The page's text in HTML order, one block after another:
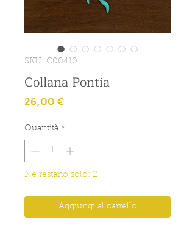
SKU: C00410
Collana Pontia
26,00 €Prezzo
Quantità *
Ne restano solo: 2
Aggiungi al carrello